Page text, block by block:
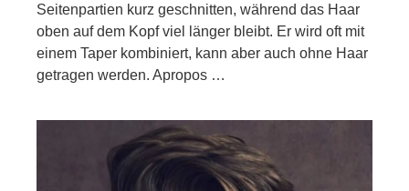
Seitenpartien kurz geschnitten, während das Haar
oben auf dem Kopf viel länger bleibt. Er wird oft mit
einem Taper kombiniert, kann aber auch ohne Haar
getragen werden. Apropos …